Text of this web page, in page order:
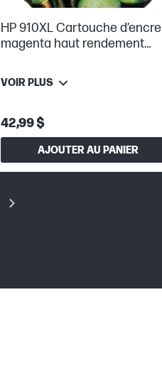
HP 910XL Cartouche d’encre
magenta haut rendement
VOIR PLUS
42,99 $
AJOUTER AU PANIER